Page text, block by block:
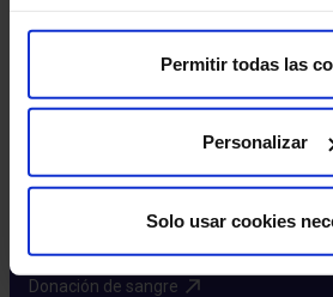
Permitir todas las
Personalizar
Solo usar cookies
HM CINAC​
Enlaces de interés
Aseguradoras y mutuas​
Preguntas frecuentes​
Donación de sangre​